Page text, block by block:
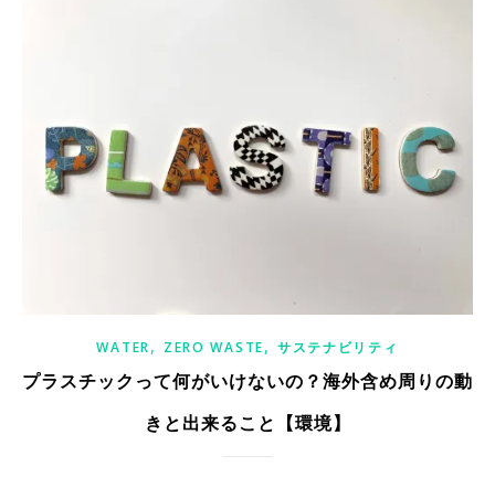
WATER, ZERO WASTE, サステナビリティ
プラスチックって何がいけないの？海外含め周りの動
きと出来ること【環境】